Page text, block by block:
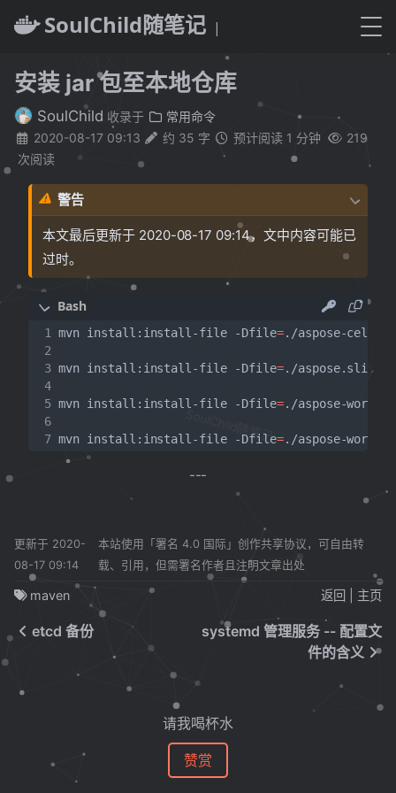
SoulChild随笔记 |
安装 jar 包至本地仓库
SoulChild 收录于
常用命令
2020-08-17 09:13
约 35 字 预计阅读 1 分钟
219
次阅读
警告
本文最后更新于 2020-08-17 09:14，文中内容可能已
过时。
mvn install:install-file -Dfile=./aspose-cells-
mvn install:install-file -Dfile=./
mvn install:install-file -Dfile=./aspose-
mvn install:install-file -Dfile=./aspose-
更新于 2020-
08-17 09:14
本站使用「署名 4.0 国际」创作共享协议，可自由转
载、引用，但需署名作者且注明文章出处
maven 返回 主页
etcd 备份
systemd 管理服务 -- 配置文
件的含义
请我喝杯水
赞赏
SoulChild随笔记